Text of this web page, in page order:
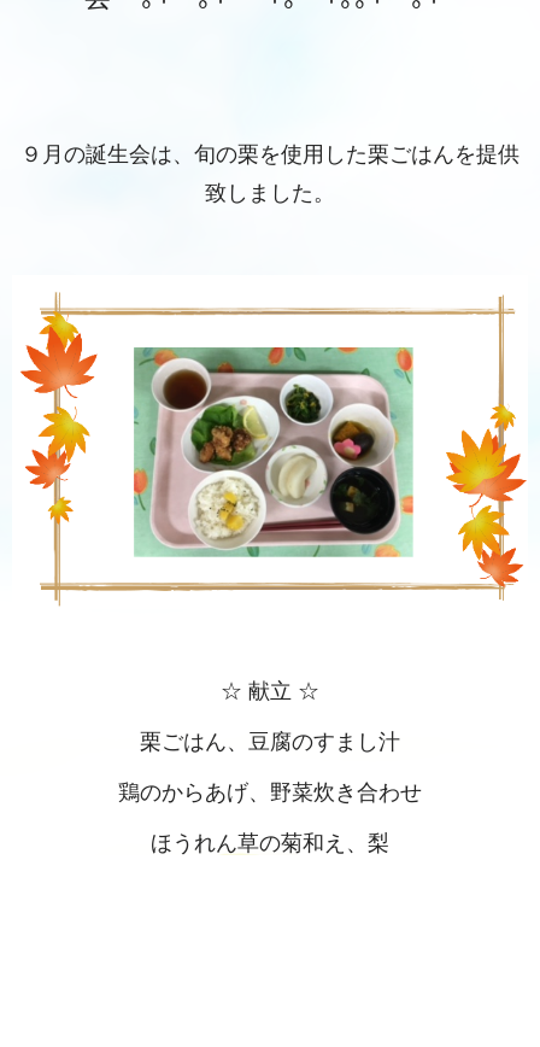
９月の誕生会は、旬の栗を使用した栗ごはんを提供
致しました。
☆ 献立 ☆
栗ごはん、豆腐のすまし汁
鶏のからあげ、野菜炊き合わせ
ほうれん草の菊和え、梨